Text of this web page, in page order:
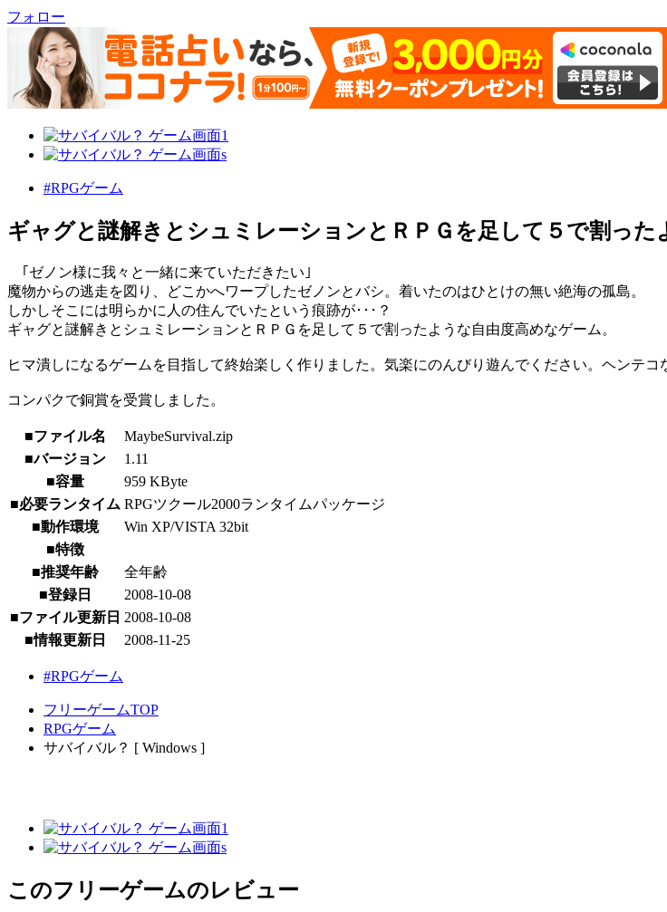
フォロー
#RPGゲーム
ギャグと謎解きとシュミレーションとＲＰＧを足して５で割った
｢ゼノン様に我々と一緒に来ていただきたい｣
魔物からの逃走を図り、どこかへワープしたゼノンとバシ。着いたのはひとけの無い絶海の孤島。
しかしそこには明らかに人の住んでいたという痕跡が･･･？
ギャグと謎解きとシュミレーションとＲＰＧを足して５で割ったような自由度高めなゲーム。
ヒマ潰しになるゲームを目指して終始楽しく作りました。気楽にのんびり遊んでください。ヘンテ
コンパクで銅賞を受賞しました。
■ファイル名
MaybeSurvival.zip
■バージョン
1.11
■容量
959 KByte
■必要ランタイム RPGツクール2000ランタイムパッケージ
■動作環境
Win XP/VISTA 32bit
■特徴
■推奨年齢
全年齢
■登録日
2008-10-08
■ファイル更新日 2008-10-08
■情報更新日
2008-11-25
#RPGゲーム
フリーゲームTOP
RPGゲーム
サバイバル？ [ Windows ]
このフリーゲームのレビュー